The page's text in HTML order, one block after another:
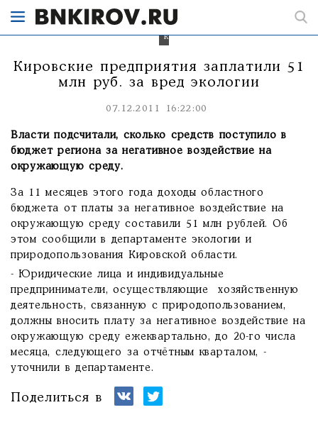
областную
казну.
Кировские предприятия заплатили 51
млн руб. за вред экологии
07.12.2011 16:22:00
Власти подсчитали, сколько средств поступило в
бюджет региона за негативное воздействие на
окружающую среду.
За 11 месяцев этого года доходы областного
бюджета от платы за негативное воздействие на
окружающую среду составили 51 млн рублей. Об
этом сообщили в департаменте экологии и
природопользования Кировской области.
- Юридические лица и индивидуальные
предприниматели, осуществляющие хозяйственную
деятельность, связанную с природопользованием,
должны вносить плату за негативное воздействие на
окружающую среду ежеквартально, до 20-го числа
месяца, следующего за отчётным кварталом, -
уточнили в департаменте.
Поделиться в